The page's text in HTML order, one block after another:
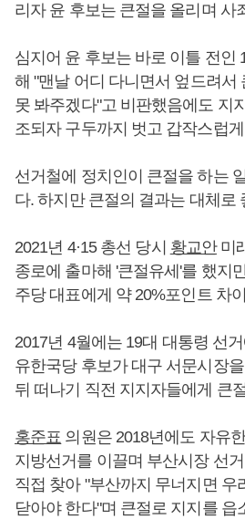
리자 윤 후보는 큰절을 올리며 사
심지어 윤 후보는 바로 이틀 전인
해 "맨날 어디 다니면서 엎드려서
못 봐주겠다"고 비판했음에도 지
조되자 구두까지 벗고 갑작스럽
선거철에 정치인이 큰절을 하는
다. 하지만 큰절의 결과는 대체로
2021년 4·15 총선 당시 황교안미
종로에 출마해 '큰절유세'를 했지
주당 대표에게 약 20%포인트 차
2017년 4월에는 19대 대통령 선
유한국당 후보가 대구 서문시장
뒤 떠나기 직전 지지자들에게 큰
홍준표 의원은 2018년에도 자유
지방선거를 이끌며 부산시장 선
직접 찾아 "부산까지 무너지면 우
닫아야 한다"며 큰절로 지지를 읍